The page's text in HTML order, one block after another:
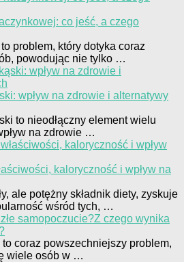
co jeść, a czego
problem, który dotyka coraz
powodując nie tylko …
wpływ na zdrowie i alternatywy
to nieodłączny element wielu
na zdrowie …
kaloryczność i wpływ na
ale potężny składnik diety, zyskuje
wśród tych, …
Z czego wynika
to coraz powszechniejszy problem,
wiele osób w …